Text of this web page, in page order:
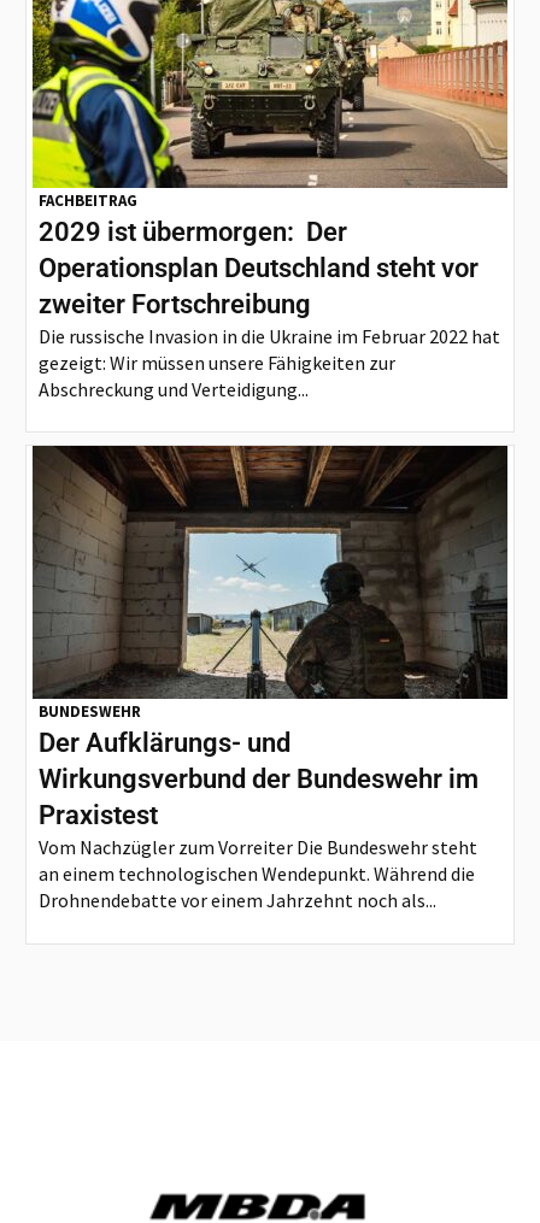
FACHBEITRAG
2029 ist übermorgen: Der
Operationsplan Deutschland steht vor
zweiter Fortschreibung
Die russische Invasion in die Ukraine im Februar 2022 hat
gezeigt: Wir müssen unsere Fähigkeiten zur
Abschreckung und Verteidigung...
BUNDESWEHR
Der Aufklärungs- und
Wirkungsverbund der Bundeswehr im
Praxistest
Vom Nachzügler zum Vorreiter Die Bundeswehr steht
an einem technologischen Wendepunkt. Während die
Drohnendebatte vor einem Jahrzehnt noch als...